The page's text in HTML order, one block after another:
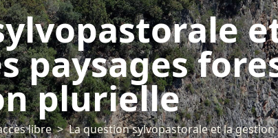
paysages
plurielle
libre